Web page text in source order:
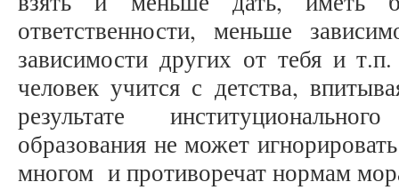
ответственности, меньше
зависимости других от тебя и
человек учится с детства,
результате
образования не может
многом и противоречат нормам